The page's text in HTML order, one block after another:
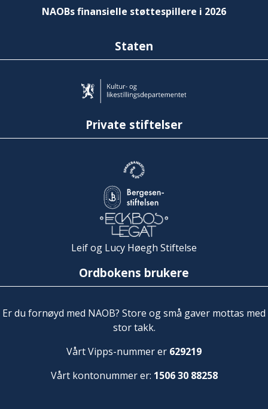
NAOBs finansielle støttespillere i 2026
Staten
Private stiftelser
Leif og Lucy Høegh Stiftelse
Ordbokens brukere
Er du fornøyd med NAOB? Store og små gaver mottas med
stor takk.
Vårt Vipps-nummer er 629219
Vårt kontonummer er: 1506 30 88258